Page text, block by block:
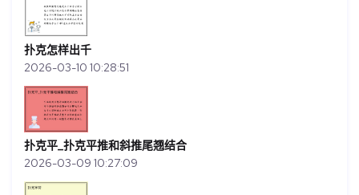
扑克怎样出千
2026-03-10 10:28:51
扑克平_扑克平推和斜推尾翘结合
2026-03-09 10:27:09